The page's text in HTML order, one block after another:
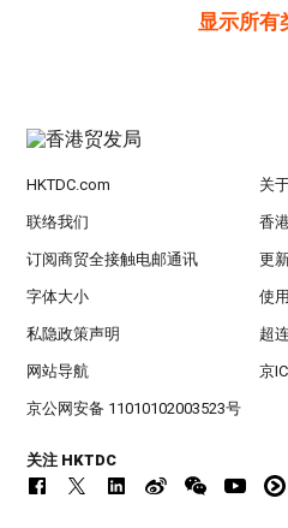
显示所有
HKTDC.com 关
联络我们 香
订阅商贸全接触电邮通讯 更
字体大小 使
私隐政策声明 超
网站导航 京
京公网安备 11010102003523号
关注 HKTDC